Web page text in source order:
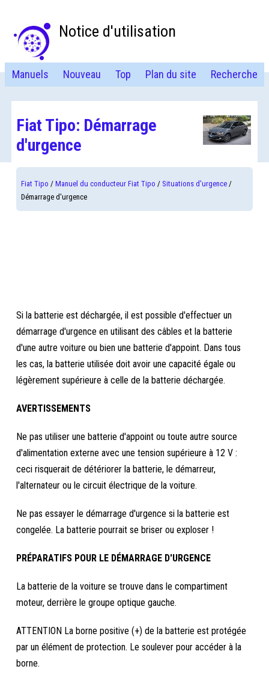
Notice d'utilisation
Manuels Nouveau Top Plan du site Recherche
Fiat Tipo: Démarrage
d'urgence
Fiat Tipo /Manuel du conducteur Fiat Tipo / Situations d'urgence /
Démarrage d'urgence
Si la batterie est déchargée, il est possible d'effectuer un
démarrage d'urgence en utilisant des câbles et la batterie
d'une autre voiture ou bien une batterie d'appoint. Dans tous
les cas, la batterie utilisée doit avoir une capacité égale ou
légèrement supérieure à celle de la batterie déchargée.
AVERTISSEMENTS
Ne pas utiliser une batterie d'appoint ou toute autre source
d'alimentation externe avec une tension supérieure à 12 V :
ceci risquerait de détériorer la batterie, le démarreur,
l'alternateur ou le circuit électrique de la voiture.
Ne pas essayer le démarrage d'urgence si la batterie est
congelée. La batterie pourrait se briser ou exploser !
PRÉPARATIFS POUR LE DÉMARRAGE D'URGENCE
La batterie de la voiture se trouve dans le compartiment
moteur, derrière le groupe optique gauche.
ATTENTION La borne positive (+) de la batterie est protégée
par un élément de protection. Le soulever pour accéder à la
borne.